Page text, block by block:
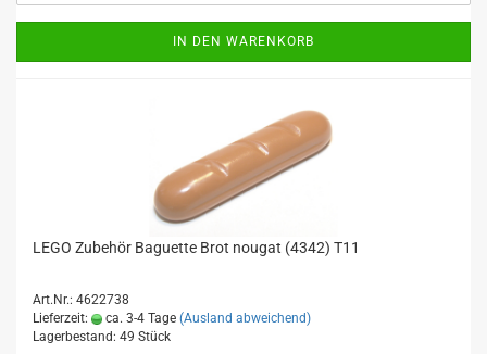
IN DEN WARENKORB
LEGO Zubehör Baguette Brot nougat (4342) T11
Art.Nr.: 4622738
Lieferzeit:
ca. 3-4 Tage (Ausland abweichend)
Lagerbestand: 49 Stück